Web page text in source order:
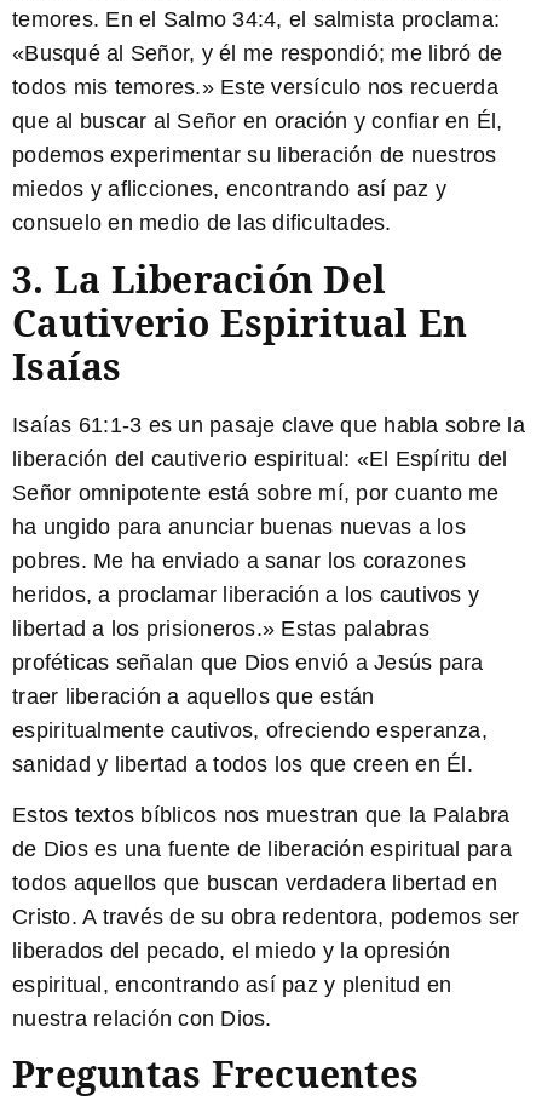
temores. En el Salmo 34:4, el salmista proclama:
«Busqué al Señor, y él me respondió; me libró de
todos mis temores.» Este versículo nos recuerda
que al buscar al Señor en oración y confiar en Él,
podemos experimentar su liberación de nuestros
miedos y aflicciones, encontrando así paz y
consuelo en medio de las dificultades.
3. La Liberación Del
Cautiverio Espiritual En
Isaías
Isaías 61:1-3 es un pasaje clave que habla sobre la
liberación del cautiverio espiritual: «El Espíritu del
Señor omnipotente está sobre mí, por cuanto me
ha ungido para anunciar buenas nuevas a los
pobres. Me ha enviado a sanar los corazones
heridos, a proclamar liberación a los cautivos y
libertad a los prisioneros.» Estas palabras
proféticas señalan que Dios envió a Jesús para
traer liberación a aquellos que están
espiritualmente cautivos, ofreciendo esperanza,
sanidad y libertad a todos los que creen en Él.
Estos textos bíblicos nos muestran que la Palabra
de Dios es una fuente de liberación espiritual para
todos aquellos que buscan verdadera libertad en
Cristo. A través de su obra redentora, podemos ser
liberados del pecado, el miedo y la opresión
espiritual, encontrando así paz y plenitud en
nuestra relación con Dios.
Preguntas Frecuentes